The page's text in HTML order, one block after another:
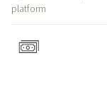
platform